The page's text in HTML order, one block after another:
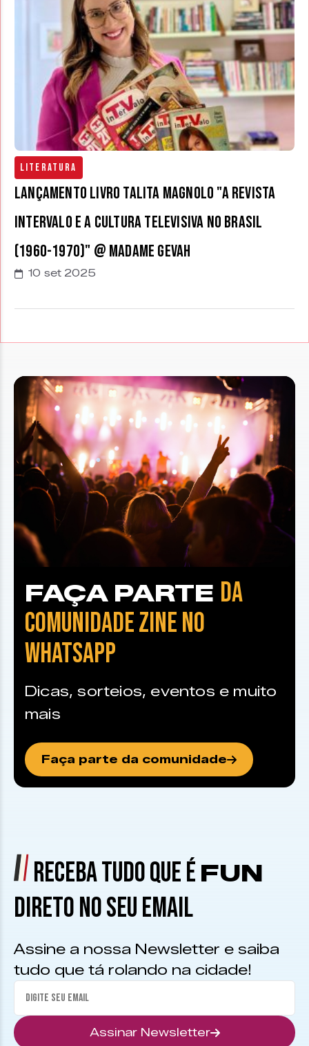
Literatura
Lançamento livro Talita Magnolo "A revista
Intervalo e a cultura televisiva no Brasil
(1960-1970)" @ Madame Gevah
10 set 2025
FAÇA PARTE DA
COMUNIDADE ZINE NO
WHATSAPP
Dicas, sorteios, eventos e muito
mais
Faça parte da comunidade
RECEBA TUDO QUE É FUN
DIRETO NO SEU EMAIL
Assine a nossa Newsletter e saiba
tudo que tá rolando na cidade!
Assinar Newsletter